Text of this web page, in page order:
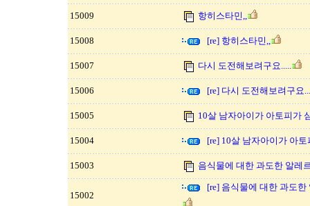
15009 항히스타민,,
15008 [re] 항히스타민,,
15007 다시 도전해보려구요.....
15006 [re] 다시 도전해보려구요
15005 10살 남자아이가 아토피가
15004 [re] 10살 남자아이가 아
15003 음식물에 대한 과도한 알레
15002
[re] 음식물에 대한 과도